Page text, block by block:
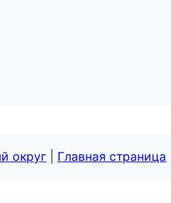
округ Главная страница